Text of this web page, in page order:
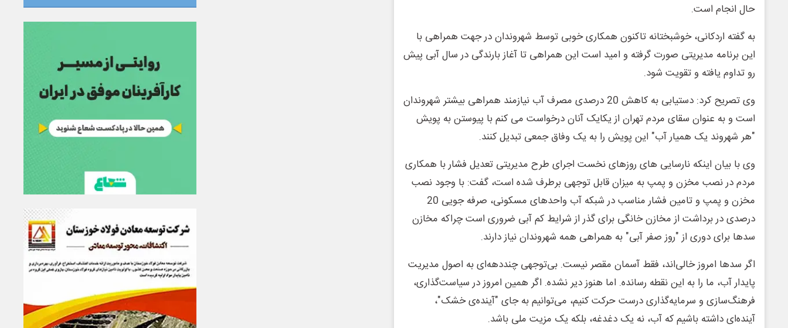
حال انجام است.
به گفته اردکانی، خوشبختانه تاکنون همکاری خوبی توسط شهروندان در جهت همراهی با
این برنامه مدیریتی صورت گرفته و امید است این همراهی تا آغاز بارندگی در سال آبی پیش
رو تداوم یافته و تقویت شود.
وی تصریح کرد: دستیابی به کاهش 20 درصدی مصرف آب نیازمند همراهی بیشتر شهروندان
است و به عنوان سقای مردم تهران از یکایک آنان درخواست می کنم با پیوستن به پویش
"هر شهروند یک همیار آب" این پویش را به یک وفاق جمعی تبدیل کنند.
وی با بیان اینکه نارسایی های روزهای نخست اجرای طرح مدیریتی تعدیل فشار با همکاری
مردم در نصب مخزن و پمپ به میزان قابل توجهی برطرف شده است، گفت: با وجود نصب
مخزن و پمپ و تامین فشار مناسب در شبکه آب واحدهای مسکونی، صرفه جویی 20
درصدی در برداشت از مخازن خانگی برای گذر از شرایط کم آبی ضروری است چراکه مخازن
سدها برای دوری از "روز صفر آبی" به همراهی همه شهروندان نیاز دارند.
اگر سدها امروز خالی‌اند، فقط آسمان مقصر نیست. بی‌توجهی چنددهه‌ای به اصول مدیریت
پایدار آب، ما را به این نقطه رسانده. اما هنوز دیر نشده. اگر همین امروز در سیاست‌گذاری،
فرهنگ‌سازی و سرمایه‌گذاری درست حرکت کنیم، می‌توانیم به جای "آینده‌ی خشک"،
آینده‌ای داشته باشیم که آب، نه یک دغدغه، بلکه یک مزیت ملی باشد.